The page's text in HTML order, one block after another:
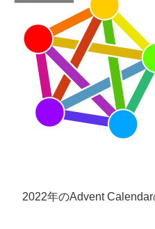
2022年のAdvent Calendar